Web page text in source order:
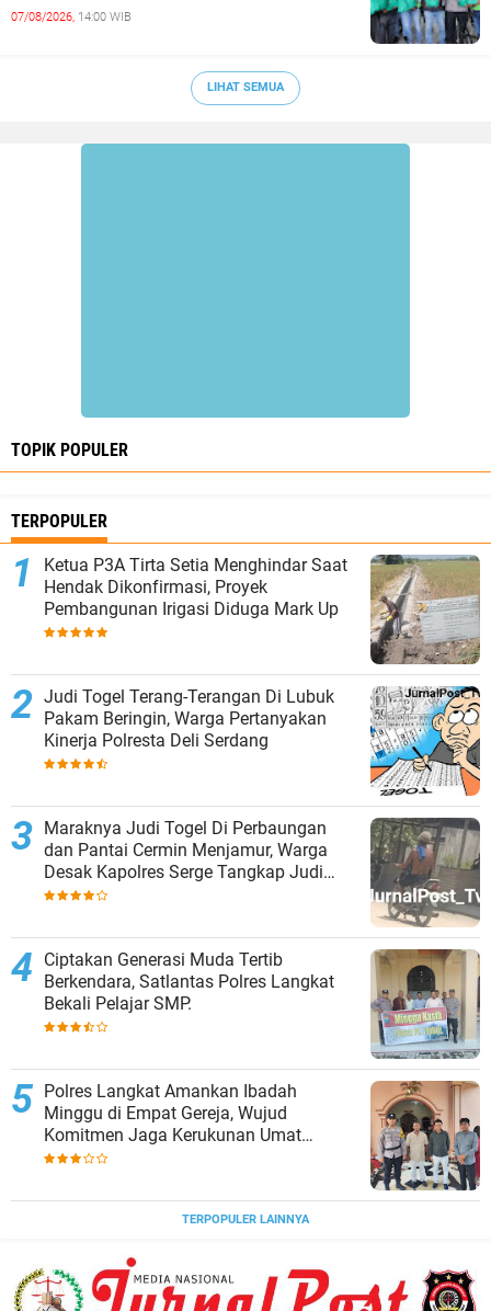
07/08/2026, 14:00 WIB
LIHAT SEMUA
TOPIK POPULER
TERPOPULER
Ketua P3A Tirta Setia Menghindar Saat
Hendak Dikonfirmasi, Proyek
Pembangunan Irigasi Diduga Mark Up
Judi Togel Terang-Terangan Di Lubuk
Pakam Beringin, Warga Pertanyakan
Kinerja Polresta Deli Serdang
Maraknya Judi Togel Di Perbaungan
dan Pantai Cermin Menjamur, Warga
Desak Kapolres Serge Tangkap Judi
Togel
Ciptakan Generasi Muda Tertib
Berkendara, Satlantas Polres Langkat
Bekali Pelajar SMP.
Polres Langkat Amankan Ibadah
Minggu di Empat Gereja, Wujud
Komitmen Jaga Kerukunan Umat
Beragama.
TERPOPULER LAINNYA